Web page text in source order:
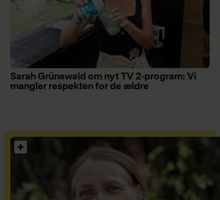
Sarah Grünewald om nyt TV 2-program: Vi
mangler respekten for de ældre